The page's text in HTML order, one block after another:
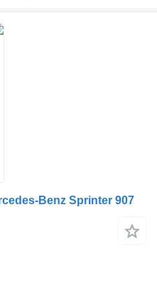
Benz Sprinter 907